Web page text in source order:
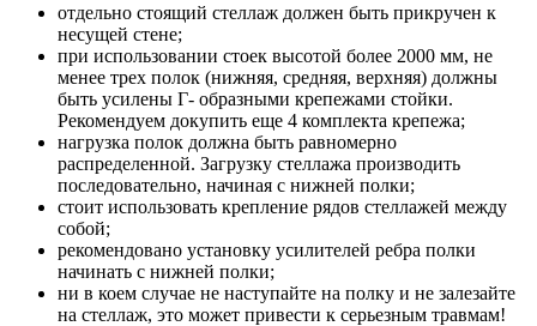
отдельно стоящий стеллаж должен быть прикручен к
несущей стене;
при использовании стоек высотой более 2000 мм, не
менее трех полок (нижняя, средняя, верхняя) должны
быть усилены Г- образными крепежами стойки.
Рекомендуем докупить еще 4 комплекта крепежа;
нагрузка полок должна быть равномерно
распределенной. Загрузку стеллажа производить
последовательно, начиная с нижней полки;
стоит использовать крепление рядов стеллажей между
собой;
рекомендовано установку усилителей ребра полки
начинать с нижней полки;
ни в коем случае не наступайте на полку и не залезайте
на стеллаж, это может привести к серьезным травмам!